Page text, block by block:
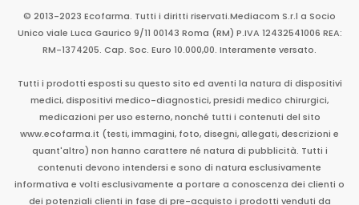
© 2013-2023 Ecofarma. Tutti i diritti riservati.Mediacom S.r.l a Socio
Unico viale Luca Gaurico 9/11 00143 Roma (RM) P.IVA 12432541006 REA:
RM-1374205. Cap. Soc. Euro 10.000,00. Interamente versato.
Tutti i prodotti esposti su questo sito ed aventi la natura di dispositivi
medici, dispositivi medico-diagnostici, presidi medico chirurgici,
medicazioni per uso esterno, nonché tutti i contenuti del sito
www.ecofarma.it (testi, immagini, foto, disegni, allegati, descrizioni e
quant'altro) non hanno carattere né natura di pubblicità. Tutti i
contenuti devono intendersi e sono di natura esclusivamente
informativa e volti esclusivamente a portare a conoscenza dei clienti o
dei potenziali clienti in fase di pre-acquisto i prodotti venduti da